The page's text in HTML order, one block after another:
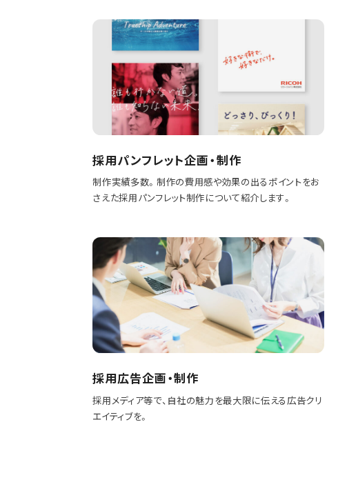
採用パンフレット企画・制作
制作実績多数。制作の費用感や効果の出るポイントをお
さえた採用パンフレット制作について紹介します。
採用広告企画・制作
採用メディア等で、自社の魅力を最大限に伝える広告クリ
エイティブを。